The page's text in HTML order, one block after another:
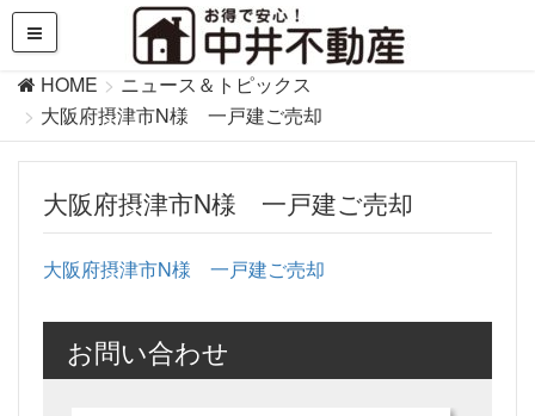
HOME
ニュース＆トピックス
大阪府摂津市N様 一戸建ご売却
大阪府摂津市N様 一戸建ご売却
大阪府摂津市N様 一戸建ご売却
お問い合わせ